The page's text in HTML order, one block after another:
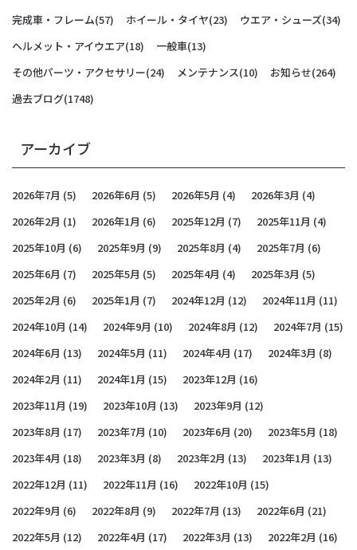
完成車・フレーム(57) ホイール・タイヤ(23) ウエア・シューズ(34)
ヘルメット・アイウエア(18) 一般車(13)
その他パーツ・アクセサリー(24) メンテナンス(10) お知らせ(264)
過去ブログ(1748)
アーカイブ
2026年7月 (5) 2026年6月 (5) 2026年5月 (4) 2026年3月 (4)
2026年2月 (1) 2026年1月 (6) 2025年12月 (7) 2025年11月 (4)
2025年10月 (6) 2025年9月 (9) 2025年8月 (4) 2025年7月 (6)
2025年6月 (7) 2025年5月 (5) 2025年4月 (4) 2025年3月 (5)
2025年2月 (6) 2025年1月 (7) 2024年12月 (12) 2024年11月 (11)
2024年10月 (14) 2024年9月 (10) 2024年8月 (12) 2024年7月 (15)
2024年6月 (13) 2024年5月 (11) 2024年4月 (17) 2024年3月 (8)
2024年2月 (11) 2024年1月 (15) 2023年12月 (16)
2023年11月 (19) 2023年10月 (13) 2023年9月 (12)
2023年8月 (17) 2023年7月 (10) 2023年6月 (20) 2023年5月 (18)
2023年4月 (18) 2023年3月 (8) 2023年2月 (13) 2023年1月 (13)
2022年12月 (11) 2022年11月 (16) 2022年10月 (15)
2022年9月 (6) 2022年8月 (9) 2022年7月 (13) 2022年6月 (21)
2022年5月 (12) 2022年4月 (17) 2022年3月 (13) 2022年2月 (16)